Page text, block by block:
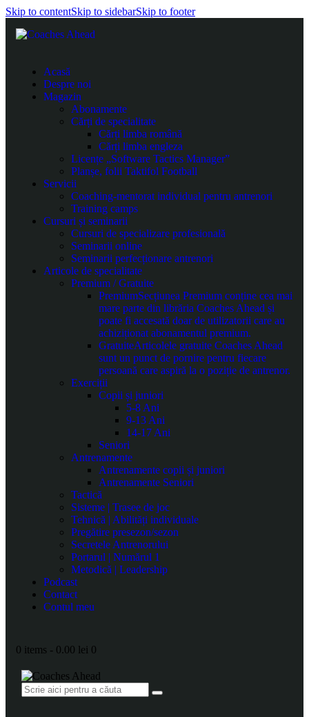
Skip to contentSkip to sidebarSkip to footer
Acasă
Despre noi
Magazin
Abonamente
Cărți de specialitate
Cărți limba română
Cărți limba engleza
Licențe „Software Tactics Manager”
Planșe, folii Taktifol Football
Servicii
Coaching-mentorat individual pentru antrenori
Training camps
Cursuri și seminarii
Cursuri de specializare profesională
Seminarii online
Seminarii perfecționare antrenori
Articole de specialitate
Premium / Gratuite
PremiumSecțiunea Premium conține cea mai
mare parte din librăria Coaches Ahead și
poate fi accesată doar de utilizatorii care au
achiziționat abonamentul premium.
GratuiteArticolele gratuite Coaches Ahead
sunt un punct de pornire pentru fiecare
persoană care aspiră la o poziție de antrenor.
Exerciții
Copii și juniori
5-8 Ani
9-13 Ani
14-17 Ani
Seniori
Antrenamente
Antrenamente copii și juniori
Antrenamente Seniori
Tactică
Sisteme | Trasee de joc
Tehnică | Abilități individuale
Pregătire presezon/sezon
Secretele Antrenorului
Portarul | Numărul 1
Metodică | Leadership
Podcast
Contact
Contul meu
0 items - 0.00 lei 0